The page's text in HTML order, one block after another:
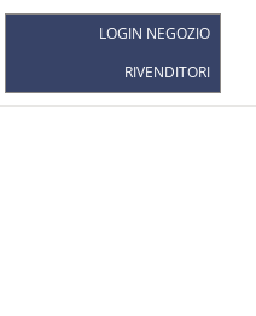
LOGIN NEGOZIO
RIVENDITORI